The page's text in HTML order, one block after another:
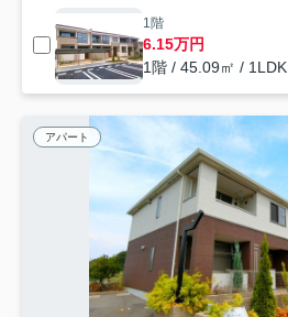
1階
6.15万円
1階 / 45.09㎡ / 1LDK
アパート